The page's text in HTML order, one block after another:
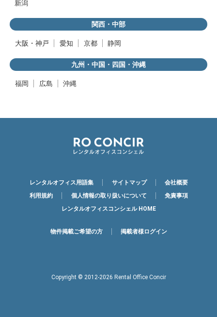
新潟
関西・中部
大阪・神戸 愛知 京都 静岡
九州・中国・四国・沖縄
福岡 広島 沖縄
レンタルオフィス用語集 サイトマップ
会社概要
利用規約
個人情報の取り扱いについて
免責事項
レンタルオフィスコンシェル HOME
物件掲載ご希望の方 掲載者様ログイン
Copyright © 2012-2026 Rental Office Concir